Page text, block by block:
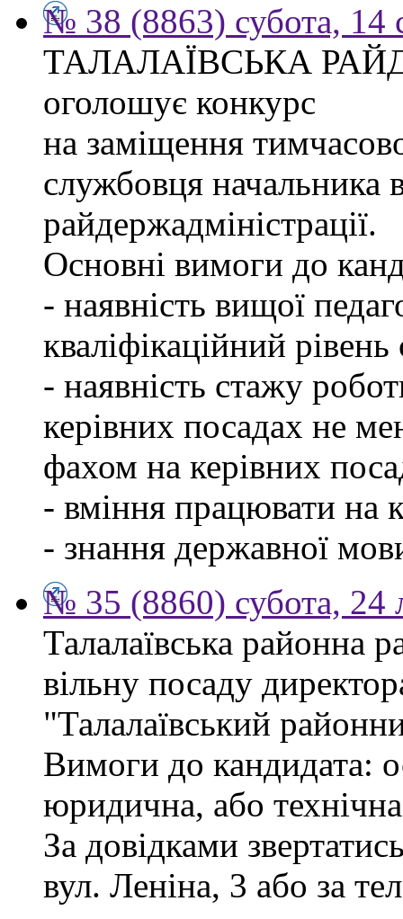
№ 38 (8863) субота, 14
ТАЛАЛАЇВСЬКА
оголошує конкурс
на заміщення
службовця начальника
райдержадміністрації.
Основні вимоги до
- наявність вищої
кваліфікаційний рівень
- наявність стажу
керівних посадах не
фахом на керівних
- вміння працювати на
- знання державної
№ 35 (8860) субота, 24
Талалаївська районна
вільну посаду
"Талалаївський
Вимоги до кандидата:
юридична, або
За довідками
вул. Леніна, 3 або за